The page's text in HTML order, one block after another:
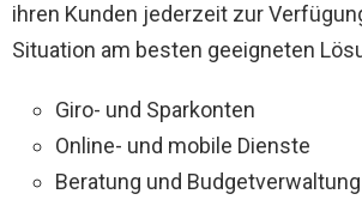
ihren Kunden jederzeit zur
Situation am besten geeigneten
Giro- und Sparkonten
Online- und mobile Dienste
Beratung und Budgetverwaltung